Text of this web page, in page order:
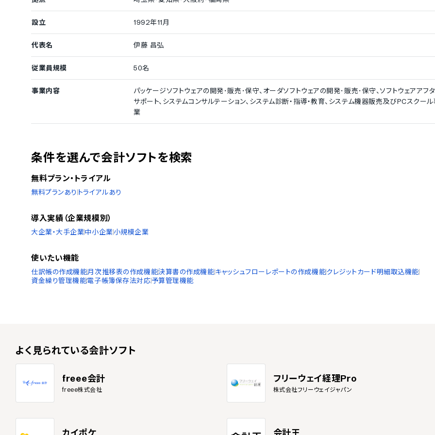
設立 1992年11月
代表名 伊藤 昌弘
従業員規模 50名
事業内容
パッケージソフトウェアの開発･販売･保守、オーダソフトウェアの開発･販売･保守、ソフトウェアアフ
サポート、システムコンサルテーション、システム診断・指導・教育、システム機器販売及びPCスクー
業
条件を選んで会計ソフトを検索
無料プラン・トライアル
無料プランあり トライアルあり
導入実績（企業規模別）
大企業・大手企業中小企業小規模企業
使いたい機能
仕訳帳の作成機能月次推移表の作成機能決算書の作成機能キャッシュフローレポートの作成機能クレジットカード明細取込機能
資金繰り管理機能電子帳簿保存法対応予算管理機能
よく見られている会計ソフト
freee会計
freee株式会社
フリーウェイ経理Pro
株式会社フリーウェイジャパン